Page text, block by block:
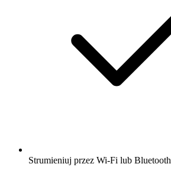
Strumieniuj przez Wi-Fi lub Bluetooth